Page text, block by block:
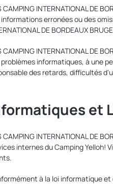
CAMPING INTERNATIONAL DE
erronées ou des
DE BORDEAUX
CAMPING INTERNATIONAL DE
informatiques, à une
des retards, difficultés
et
CAMPING INTERNATIONAL DE
internes du Camping Yelloh!
à la loi informatique